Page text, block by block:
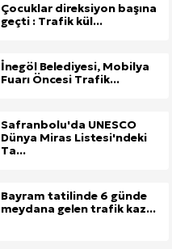
Çocuklar direksiyon başına
geçti : Trafik kül...
İnegöl Belediyesi, Mobilya
Fuarı Öncesi Trafik...
Safranbolu'da UNESCO
Dünya Miras Listesi'ndeki
Ta...
Bayram tatilinde 6 günde
meydana gelen trafik kaz...